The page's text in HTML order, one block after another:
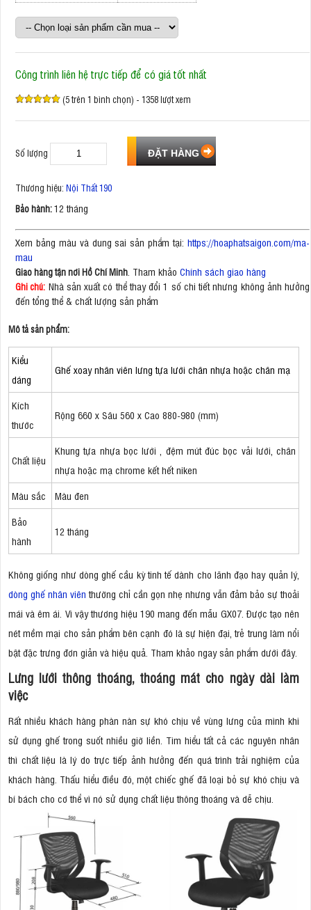
Công trình liên hệ trực tiếp để có giá tốt nhất
(5 trên 1 bình chọn) - 1358 lượt xem
Số lượng
Thương hiệu: Nội Thất 190
Bảo hành:12 tháng
Xem bảng màu và dung sai sản phẩm tại: https://hoaphatsaigon.com/ma-
mau
Giao hàng tận nơi Hồ Chí Minh . Tham khảo Chính sách giao hàng
Ghi chú: Nhà sản xuất có thể thay đổi 1 số chi tiết nhưng không ảnh hưởng
đến tổng thể & chất lượng sản phẩm
Mô tả sản phẩm:
Kiểu
dáng
Ghế xoay nhân viên lưng tựa lưới chân nhựa hoặc chân mạ
Kích
thước
Rộng 660 x Sâu 560 x Cao 880-980 (mm)
Chất liệu
Khung tựa nhựa bọc lưới , đệm mút đúc bọc vải lưới, chân
nhựa hoặc mạ chrome kết hết niken
Màu sắc
Màu đen
Bảo
hành
12 tháng
Không giống như dòng ghế cầu kỳ tinh tế dành cho lãnh đạo hay quản lý,
dòng ghế nhân viên thường chỉ cần gọn nhẹ nhưng vẫn đảm bảo sự thoải
mái và êm ái. Vì vậy thương hiệu 190 mang đến mẫu GX07. Được tạo nên
nét mềm mại cho sản phẩm bên cạnh đó là sự hiện đại, trẻ trung làm nổi
bật đặc trưng đơn giản và hiệu quả. Tham khảo ngay sản phẩm dưới đây.
Lưng lưới thông thoáng, thoáng mát cho ngày dài làm
việc
Rất nhiều khách hàng phàn nàn sự khó chịu về vùng lưng của mình khi
sử dụng ghế trong suốt nhiều giờ liền. Tìm hiểu tất cả các nguyên nhân
thì chất liệu là lý do trực tiếp ảnh hưởng đến quá trình trải nghiệm của
khách hàng. Thấu hiểu điều đó, một chiếc ghế đã loại bỏ sự khó chịu và
bí bách cho cơ thể vì nó sử dụng chất liệu thông thoáng và dễ chịu.